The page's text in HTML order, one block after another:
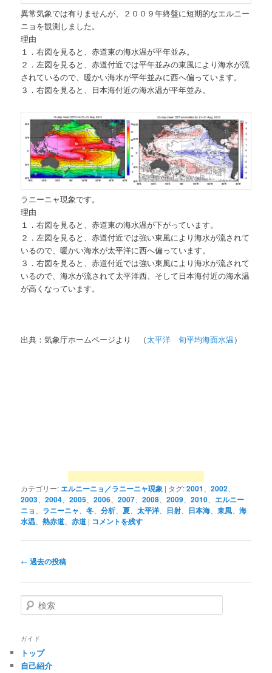
異常気象では有りませんが、２００９年終盤に短期的なエルニー
ニョを観測しました。
理由
１．右図を見ると、赤道東の海水温が平年並み。
２．左図を見ると、赤道付近では平年並みの東風により海水が流
されているので、暖かい海水が平年並みに西へ偏っています。
３．右図を見ると、日本海付近の海水温が平年並み。
ラニーニャ現象です。
理由
１．右図を見ると、赤道東の海水温が下がっています。
２．左図を見ると、赤道付近では強い東風により海水が流されて
いるので、暖かい海水が太平洋に西へ偏っています。
３．右図を見ると、赤道付近では強い東風により海水が流されて
いるので、海水が流されて太平洋西、そして日本海付近の海水温
が高くなっています。
出典：気象庁ホームページより （太平洋 旬平均海面水温）
カテゴリー: エルニーニョ／ラニーニャ現象 | タグ:2001、2002、
2003、2004、2005、2006、2007、2008、2009、2010、 エルニー
ニョ、 ラニーニャ、冬、分析、夏、太平洋、 日射、 日本海、東風、海
水温、熱赤道、赤道 | コメントを残す
投
ナ
ビ
ゲ
シ
ョ
ン
← 過去の投稿
検
索
ガイド
トップ
自己紹介